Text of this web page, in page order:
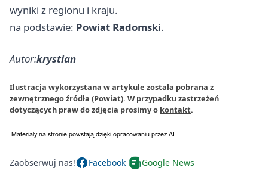
wyniki z regionu i kraju.
na podstawie: Powiat Radomski.
Autor:krystian
Ilustracja wykorzystana w artykule została pobrana z
zewnętrznego źródła (Powiat). W przypadku zastrzeżeń
dotyczących praw do zdjęcia prosimy o kontakt.
Zaobserwuj nas! Facebook Google News